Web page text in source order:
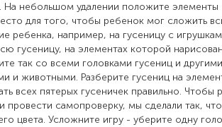
На небольшом удалении положите элементы
для того, чтобы ребенок мог сложить
ребенка, например, на гусеницу с
гусеницу, на элементах которой
так со всеми головками гусениц и
и животными. Разберите гусениц на
всех пятерых гусеничек правильно. Чтобы
провести самопроверку, мы сделали так,
цвета. Усложните игру - уберите одну